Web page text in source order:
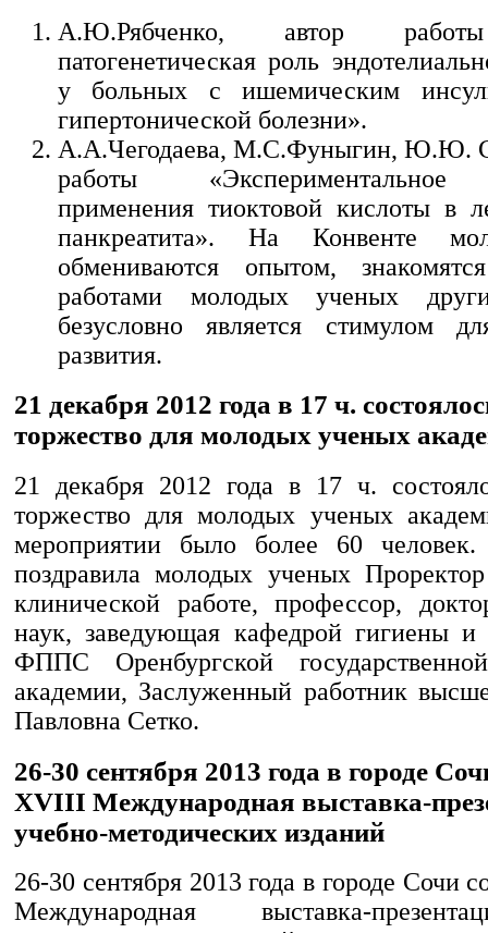
А.Ю.Рябченко, автор
патогенетическая роль
у больных с ишемическим
гипертонической болезни».
А.А.Чегодаева, М.С.Фуныгин, Ю.Ю.
работы «Экспериментальное
применения тиоктовой кислоты в
панкреатита». На Конвенте
обмениваются опытом,
работами молодых ученых
безусловно является стимулом
развития.
21 декабря 2012 года в 17 ч.
торжество для молодых ученых
21 декабря 2012 года в 17 ч.
торжество для молодых ученых
мероприятии было более 60
поздравила молодых ученых
клинической работе, профессор,
наук, заведующая кафедрой гигиены и
ФППС Оренбургской
академии, Заслуженный работник
Павловна Сетко.
26-30 сентября 2013 года в городе
ХVIII Международная выставка-
учебно-методических изданий
26-30 сентября 2013 года в городе Сочи
Международная выставка-